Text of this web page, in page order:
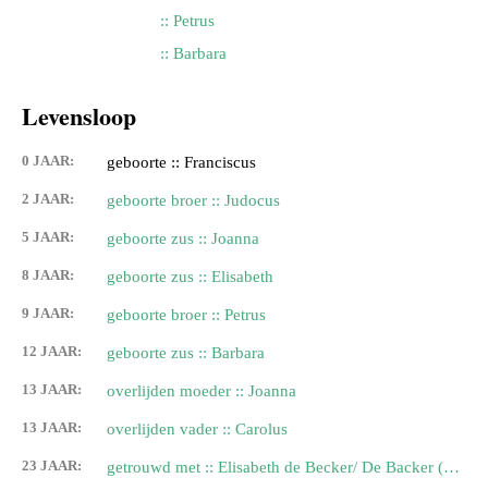
:: Petrus
:: Barbara
Levensloop
0 JAAR: geboorte :: Franciscus
2 JAAR: geboorte broer :: Judocus
5 JAAR: geboorte zus :: Joanna
8 JAAR: geboorte zus :: Elisabeth
9 JAAR: geboorte broer :: Petrus
12 JAAR: geboorte zus :: Barbara
13 JAAR: overlijden moeder :: Joanna
13 JAAR: overlijden vader :: Carolus
23 JAAR: getrouwd met :: Elisabeth de Becker/ De Backer (1572.)